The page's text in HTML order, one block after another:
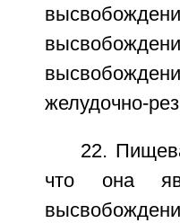
желудочно-
22.
что она